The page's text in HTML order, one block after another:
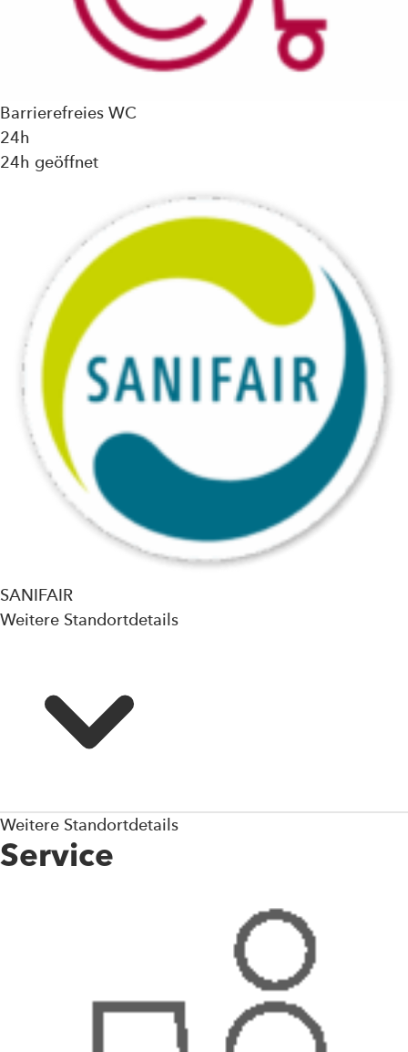
Barrierefreies WC
24h
24h geöffnet
SANIFAIR
Weitere Standortdetails
Weitere Standortdetails
Service